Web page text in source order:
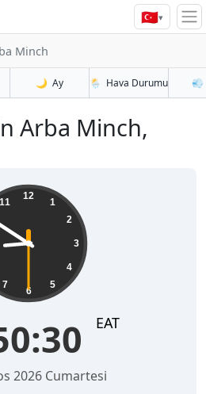
🇹🇷▾
Minch
🌙 Ay 🌦️ Hava Durumu 💨
Arba Minch,
12
1
2
3
4
5
6
7
11
EAT
2026 Cumartesi